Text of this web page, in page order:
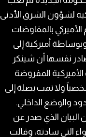
لشؤون الشرق الأدنى
بالمفاوضات
وبوساطة أميركية إلى
نفسها أن شينكر
الأميركية المفروضة
ولا تمت بصلة إلى
والوضع الداخلي.
البيان الذي صدر عن
التي سادته، وقالت